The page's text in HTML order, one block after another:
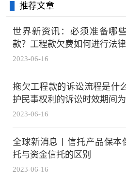
推荐文章
世界新资讯：必须准备哪
款？工程款欠费如何进行法律
2023-06-16
拖欠工程款的诉讼流程是什
护民事权利的诉讼时效期间
2023-06-16
全球新消息丨信托产品保本
托与资金信托的区别
2023-06-16